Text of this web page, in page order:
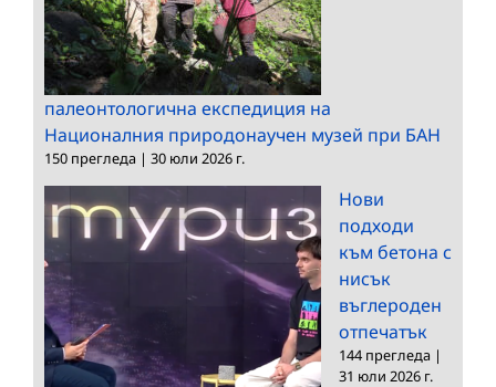
палеонтологична експедиция на
Националния природонаучен музей при БАН
150 прегледа | 30 юли 2026 г.
Нови
подходи
към бетона с
нисък
въглероден
отпечатък
144 прегледа |
31 юли 2026 г.